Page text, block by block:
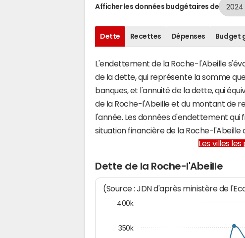
Afficher les données budgétaires de
Dette Recettes Dépenses Budget
L'endettement de la Roche-l'Abeille
de la dette, qui représente la somme
banques, et l'annuité de la dette, qui
de la Roche-l'Abeille et du montant de
l'année. Les données d'endettement
situation financière de la Roche-l'Abeille
Les villes
Dette de la Roche-l'Abeille
(Source : JDN d'après ministère de
350k
400k